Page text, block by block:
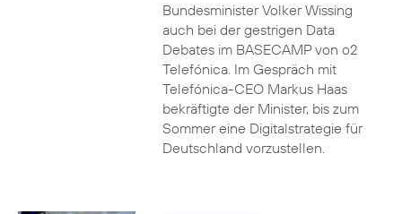
Bundesminister Volker Wissing
auch bei der gestrigen Data
Debates im BASECAMP von o2
Telefónica. Im Gespräch mit
Telefónica-CEO Markus Haas
bekräftigte der Minister, bis zum
Sommer eine Digitalstrategie für
Deutschland vorzustellen.